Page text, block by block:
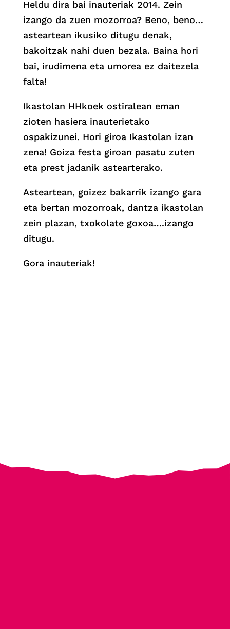
Heldu dira bai inauteriak 2014. Zein
izango da zuen mozorroa? Beno, beno…
asteartean ikusiko ditugu denak,
bakoitzak nahi duen bezala. Baina hori
bai, irudimena eta umorea ez daitezela
falta!
Ikastolan HHkoek ostiralean eman
zioten hasiera inauterietako
ospakizunei. Hori giroa Ikastolan izan
zena! Goiza festa giroan pasatu zuten
eta prest jadanik astearterako.
Asteartean, goizez bakarrik izango gara
eta bertan mozorroak, dantza ikastolan
zein plazan, txokolate goxoa….izango
ditugu.
Gora inauteriak!